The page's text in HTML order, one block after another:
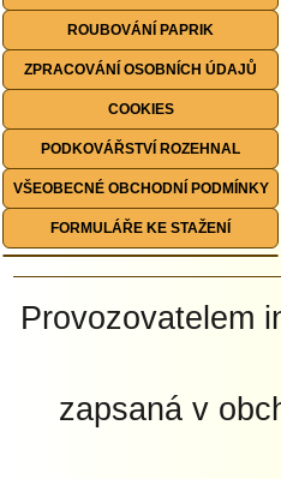
ROUBOVÁNÍ PAPRIK
ZPRACOVÁNÍ OSOBNÍCH ÚDAJŮ
COOKIES
PODKOVÁŘSTVÍ ROZEHNAL
VŠEOBECNÉ OBCHODNÍ PODMÍNKY
FORMULÁŘE KE STAŽENÍ
Provozovatelem
zapsaná v